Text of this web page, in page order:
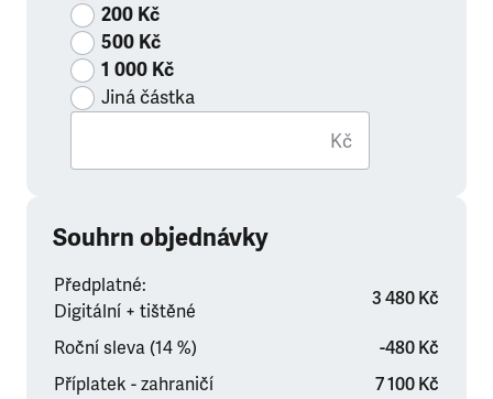
200 Kč
500 Kč
1 000 Kč
Jiná částka
Kč
Souhrn objednávky
Předplatné:
Digitální + tištěné
3 480 Kč
Roční sleva (14 %)
-480 Kč
Příplatek - zahraničí
7 100 Kč